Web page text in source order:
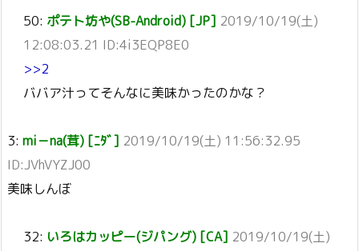
50: ポテト坊や(SB-Android) [JP] 2019/10/19(土)
12:08:03.21 ID:4i3EQP8E0
>>2
ババア汁ってそんなに美味かったのかな？
3: mi－na(茸) [ﾆﾀﾞ] 2019/10/19(土) 11:56:32.95
ID:JVhVYZJ00
美味しんぼ
32: いろはカッピー(ジパング) [CA] 2019/10/19(土)